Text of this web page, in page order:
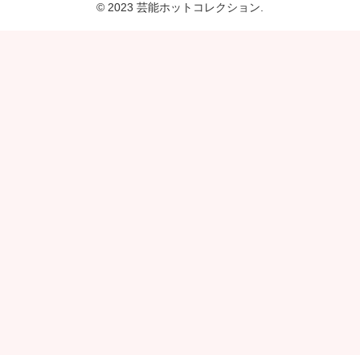
© 2023 芸能ホットコレクション.